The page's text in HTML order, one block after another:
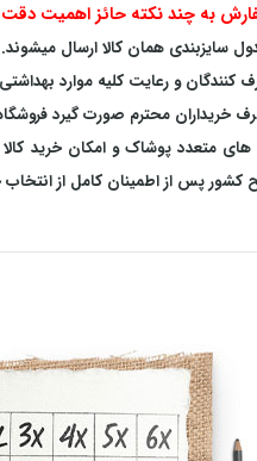
به چند نکته حائز اهمیت دقت
سایزبندی همان کالا ارسال
کنندگان و رعایت کلیه موارد
خریداران محترم صورت گیرد
های متعدد‌ پوشاک و امکان خرید
پس از اطمینان کامل از انتخاب